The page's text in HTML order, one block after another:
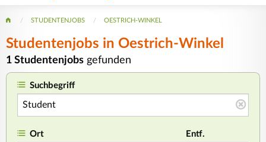
STUDENTENJOBS OESTRICH-WINKEL
Studentenjobs in Oestrich-Winkel
1 Studentenjobs gefunden
Suchbegriff
Ort Entf.